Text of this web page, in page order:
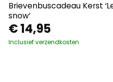
Brievenbuscadeau Kerst
snow’
€14,95
Inclusief verzendkosten